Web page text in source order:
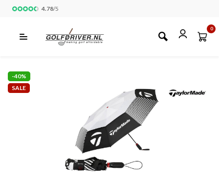
4.78/5
0
-40%
SALE